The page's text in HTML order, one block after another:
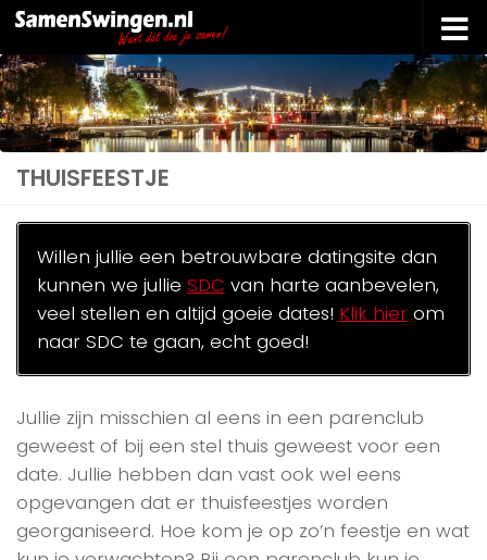
Doorgaan naar inhoud
THUISFEESTJE
Willen jullie een betrouwbare datingsite dan
kunnen we jullie SDC van harte aanbevelen,
veel stellen en altijd goeie dates! Klik hierom
naar SDC te gaan, echt goed!
Jullie zijn misschien al eens in een parenclub
geweest of bij een stel thuis geweest voor een
date. Jullie hebben dan vast ook wel eens
opgevangen dat er thuisfeestjes worden
georganiseerd. Hoe kom je op zo’n feestje en wat